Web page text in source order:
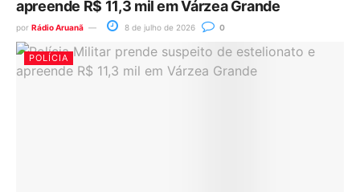
apreende R$ 11,3 mil em Várzea Grande
por Rádio Aruanã 8 de julho de 2026 0
POLÍCIA